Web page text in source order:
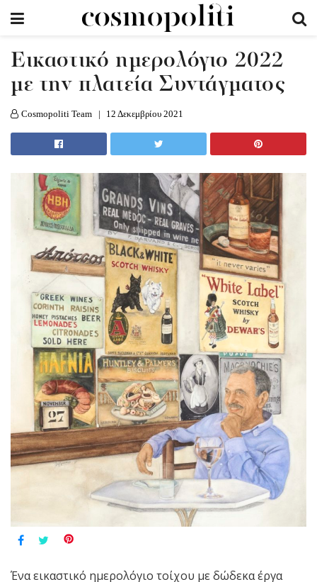
Eικαστικό ημερολόγιο 2022
με την πλατεία Συντάγματος
Cosmopoliti Team 12 Δεκεμβρίου 2021
Ένα εικαστικό ημερολόγιο τοίχου με δώδεκα έργα